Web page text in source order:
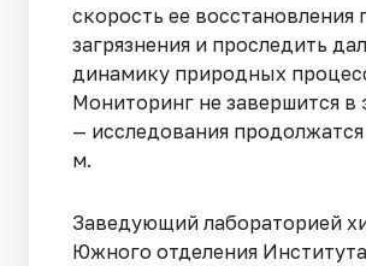
скорость ее восстановления
загрязнения и проследить
динамику природных
Мониторинг не завершится в
— исследования
м.
Заведующий лабораторией
Южного отделения Института